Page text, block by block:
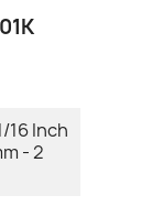
16 Inch
- 2